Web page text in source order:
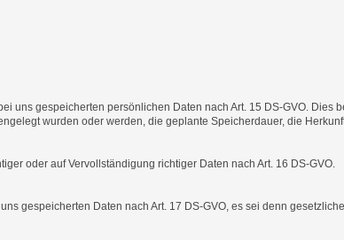
uns gespeicherten persönlichen Daten nach Art. 15 DS-GVO.
wurden oder werden, die geplante Speicherdauer, die
oder auf Vervollständigung richtiger Daten nach Art. 16 DS-GVO.
gespeicherten Daten nach Art. 17 DS-GVO, es sei denn